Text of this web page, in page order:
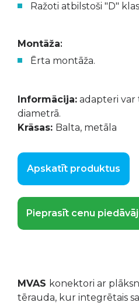
Ražoti atbilstoši "D"
Montāža:
Ērta montāža.
Informācija: adapteri var
diametrā.
Krāsas: Balta, metāla
Apskatīt produktus
Pieprasīt cenu
MVAS konektori ar
tērauda, kur integrētais